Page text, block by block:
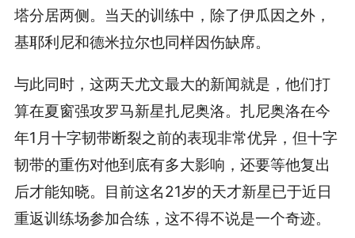
塔分居两侧。当天的训练中，除了伊瓜因之外，
基耶利尼和德米拉尔也同样因伤缺席。
与此同时，这两天尤文最大的新闻就是，他们打
算在夏窗强攻罗马新星扎尼奥洛。扎尼奥洛在今
年1月十字韧带断裂之前的表现非常优异，但十字
韧带的重伤对他到底有多大影响，还要等他复出
后才能知晓。目前这名21岁的天才新星已于近日
重返训练场参加合练，这不得不说是一个奇迹。